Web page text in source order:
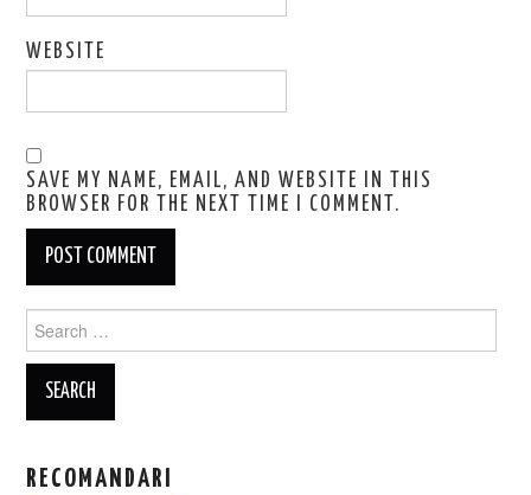
WEBSITE
SAVE MY NAME, EMAIL, AND WEBSITE IN THIS
BROWSER FOR THE NEXT TIME I COMMENT.
Search
for:
RECOMANDARI